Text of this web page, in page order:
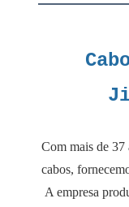
Com mais de 37
cabos,
A empresa